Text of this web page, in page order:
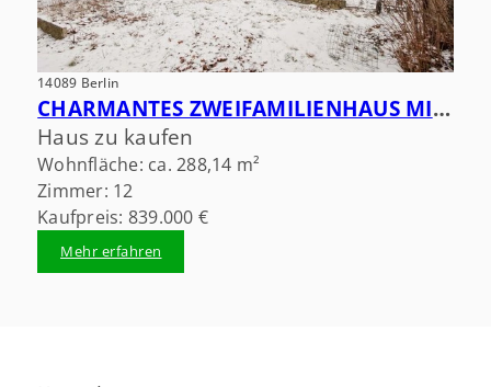
14089 Berlin
CHARMANTES ZWEIFAMILIENHAUS MIT RENDITEPOTENZIAL AM KLADOWER DAMM
Haus zu kaufen
Wohnfläche: ca. 288,14 m²
Zimmer: 12
Kaufpreis: 839.000 €
Mehr erfahren